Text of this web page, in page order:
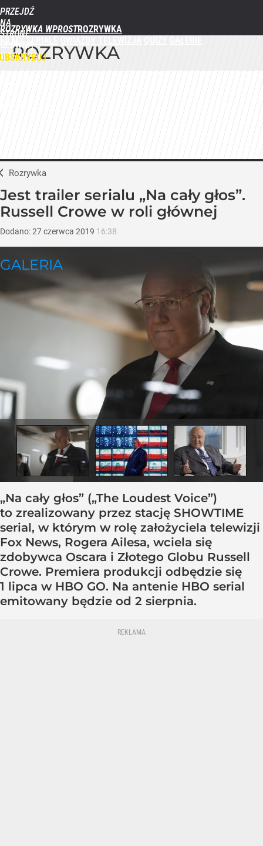
PRZEJDŹ
NA
STRONĘ
GŁÓWNĄ
WPROST.PL
ROZRYWKA WPROST
ROZRYWKA
Rozrywka
Jest trailer serialu „Na cały głos”.
Russell Crowe w roli głównej
Dodano:27czerwca 2019 16:38
„Na cały głos” („The Loudest Voice”)
to zrealizowany przez stację SHOWTIME
serial, w którym w rolę założyciela telewizji
Fox News, Rogera Ailesa, wciela się
zdobywca Oscara i Złotego Globu Russell
Crowe. Premiera produkcji odbędzie się
1 lipca w HBO GO. Na antenie HBO serial
emitowany będzie od 2 sierpnia.